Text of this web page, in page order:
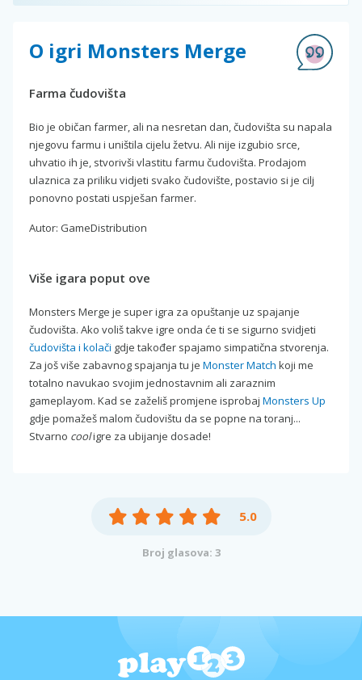
O igri Monsters Merge
Farma čudovišta
Bio je običan farmer, ali na nesretan dan, čudovišta su napala
njegovu farmu i uništila cijelu žetvu. Ali nije izgubio srce,
uhvatio ih je, stvorivši vlastitu farmu čudovišta. Prodajom
ulaznica za priliku vidjeti svako čudovište, postavio si je cilj
ponovno postati uspješan farmer.
Autor: GameDistribution
Više igara poput ove
Monsters Merge je super igra za opuštanje uz spajanje
čudovišta. Ako voliš takve igre onda će ti se sigurno svidjeti
čudovišta i kolači gdje također spajamo simpatična stvorenja.
Za još više zabavnog spajanja tu je Monster Match koji me
totalno navukao svojim jednostavnim ali zaraznim
gameplayom. Kad se zaželiš promjene isprobaj Monsters Up
gdje pomažeš malom čudovištu da se popne na toranj...
Stvarno cooligre za ubijanje dosade!
5.0
Broj glasova: 3